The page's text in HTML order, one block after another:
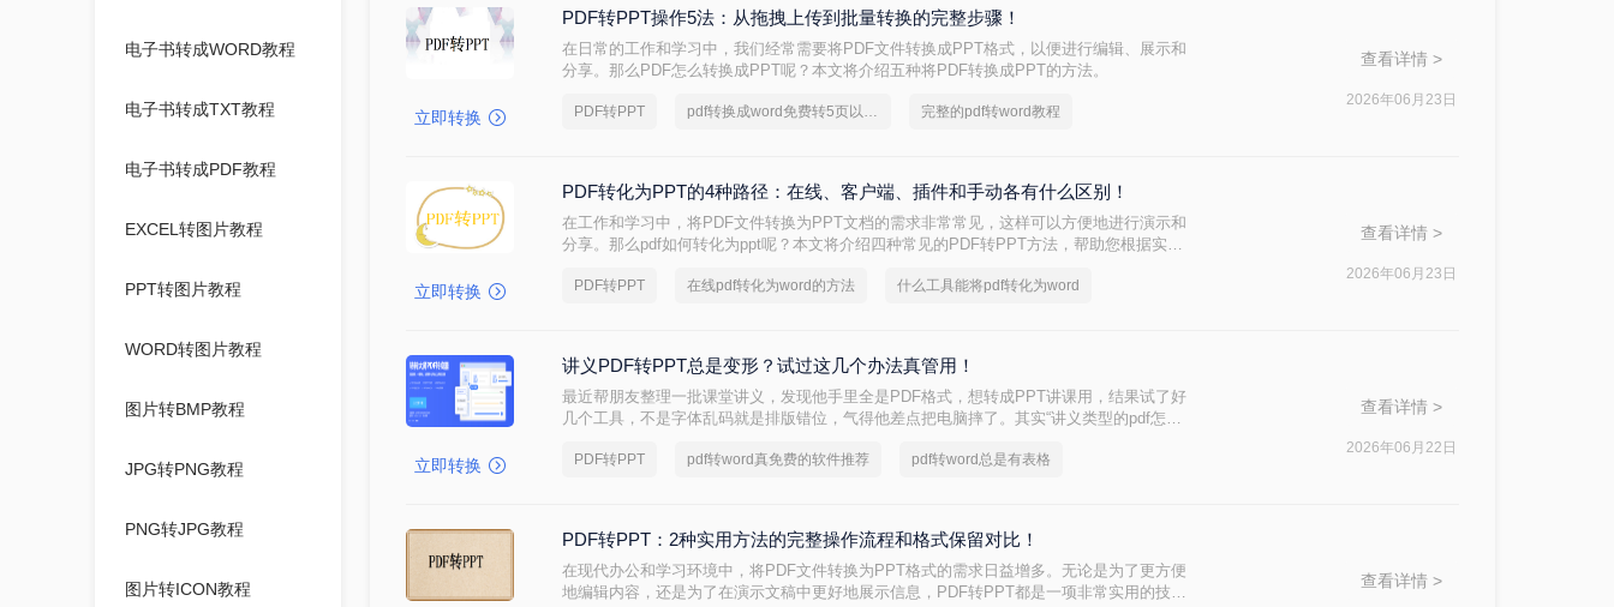
电子书转成WORD教程
电子书转成TXT教程
电子书转成PDF教程
EXCEL转图片教程
PPT转图片教程
WORD转图片教程
图片转BMP教程
JPG转PNG教程
PNG转JPG教程
图片转ICON教程
立即转换
PDF转PPT操作5法：从拖拽上传到批量转换的完整步骤！
在日常的工作和学习中，我们经常需要将PDF文件转换成PPT格式，以便进行编辑、展示和
分享。那么PDF怎么转换成PPT呢？本文将介绍五种将PDF转换成PPT的方法。
PDF转PPT pdf转换成word免费转5页以上的 完整的pdf转word教程
查看详情 >
2026年06月23日
立即转换
PDF转化为PPT的4种路径：在线、客户端、插件和手动各有什么区别！
在工作和学习中，将PDF文件转换为PPT文档的需求非常常见，这样可以方便地进行演示和
分享。那么pdf如何转化为ppt呢？本文将介绍四种常见的PDF转PPT方法，帮助您根据实际
PDF转PPT 在线pdf转化为word的方法 什么工具能将pdf转化为word
查看详情 >
2026年06月23日
立即转换
讲义PDF转PPT总是变形？试过这几个办法真管用！
最近帮朋友整理一批课堂讲义，发现他手里全是PDF格式，想转成PPT讲课用，结果试了好
几个工具，不是字体乱码就是排版错位，气得他差点把电脑摔了。其实“讲义类型的pdf怎么
片的教案——不同情况方法完全不同。下面我按实际使用场景，把试过好用的几个方法整理
PDF转PPT pdf转word真免费的软件推荐 pdf转word总是有表格
查看详情 >
2026年06月22日
PDF转PPT：2种实用方法的完整操作流程和格式保留对比！
在现代办公和学习环境中，将PDF文件转换为PPT格式的需求日益增多。无论是为了更方便
地编辑内容，还是为了在演示文稿中更好地展示信息，PDF转PPT都是一项非常实用的技
查看详情 >